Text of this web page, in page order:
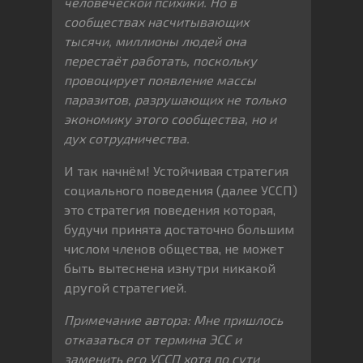
сообществах насчитывающих
тысячи, миллионы людей она
перестаёт работать, поскольку
провоцирует появление массы
паразитов, разрушающих не только
экономику этого сообщества, но и
дух сотрудничества.
И так начнём! Устойчивая стратегия
социального поведения (далее УССП)
это стратегия поведения которая,
будучи принята достаточно большим
числом членов общества, не может
быть вытеснена изнутри никакой
другой стратегией.
Примечание автора: Мне пришлось
отказаться от термина ЭСС и
заменить его УССП хотя по сути